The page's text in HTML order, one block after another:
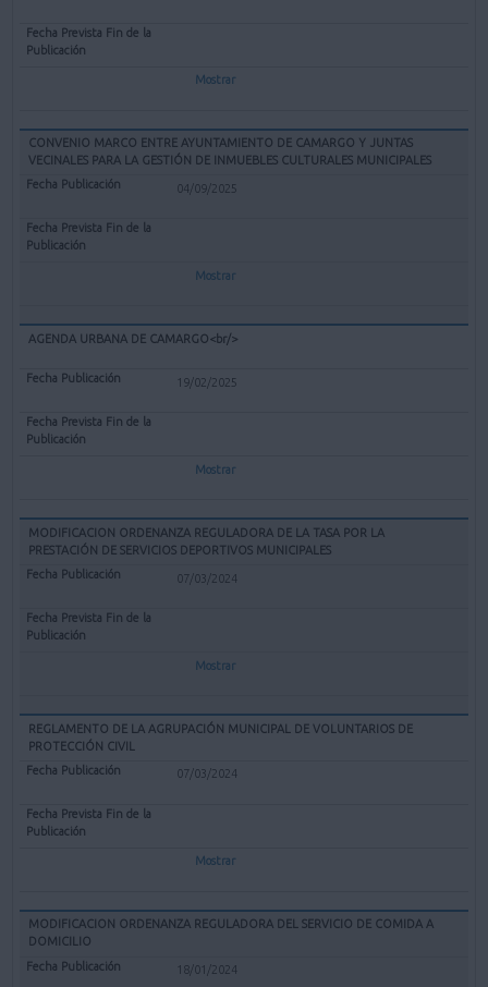
Mostrar
CONVENIO MARCO ENTRE AYUNTAMIENTO DE CAMARGO Y JUNTAS
VECINALES PARA LA GESTIÓN DE INMUEBLES CULTURALES MUNICIPALES
04/09/2025
Mostrar
AGENDA URBANA DE CAMARGO<br/>
19/02/2025
Mostrar
MODIFICACION ORDENANZA REGULADORA DE LA TASA POR LA
PRESTACIÓN DE SERVICIOS DEPORTIVOS MUNICIPALES
07/03/2024
Mostrar
REGLAMENTO DE LA AGRUPACIÓN MUNICIPAL DE VOLUNTARIOS DE
PROTECCIÓN CIVIL
07/03/2024
Mostrar
MODIFICACION ORDENANZA REGULADORA DEL SERVICIO DE COMIDA A
DOMICILIO
18/01/2024